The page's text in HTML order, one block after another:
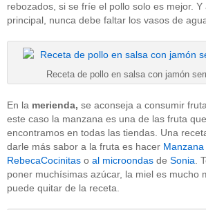
rebozados, si se fríe el pollo solo es mejor. Y
principal, nunca debe faltar los vasos de
Receta de pollo en salsa con jamón
En la merienda, se aconseja a consumir
este caso la manzana es una de las fruta
encontramos en todas las tiendas. Una
darle más sabor a la fruta es hacer
RebecaCocinitas o al microondas de Sonia .
poner muchísimas azúcar, la miel es mucho
puede quitar de la receta.